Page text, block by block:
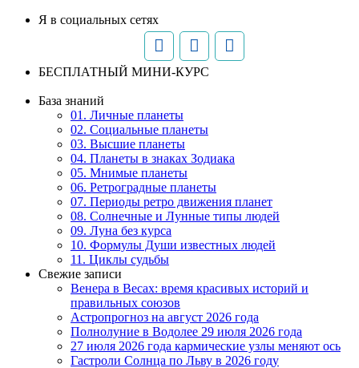
Я в социальных сетях
БЕСПЛАТНЫЙ МИНИ-КУРС
База знаний
01. Личные планеты
02. Социальные планеты
03. Высшие планеты
04. Планеты в знаках Зодиака
05. Мнимые планеты
06. Ретроградные планеты
07. Периоды ретро движения планет
08. Солнечные и Лунные типы людей
09. Луна без курса
10. Формулы Души известных людей
11. Циклы судьбы
Свежие записи
Венера в Весах: время красивых историй и
правильных союзов
Астропрогноз на август 2026 года
Полнолуние в Водолее 29 июля 2026 года
27 июля 2026 года кармические узлы меняют ось
Гастроли Солнца по Льву в 2026 году